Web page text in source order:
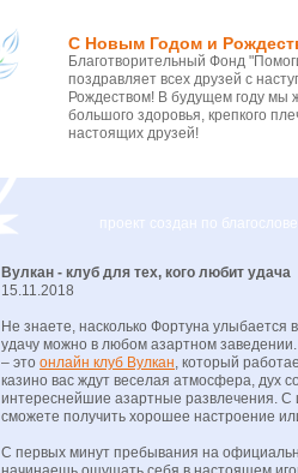
С Новым Годом и
Благотворительный Фонд
поздравляет всех друзей с
Рождеством! В будущем году
большого здоровья, крепкого
настоящих друзей!
проект создан по
Вулкан - клуб для тех, кого любит удача
15.11.2018
Не знаете, насколько Фортуна улыбается
удачу можно в любом азартном
– это онлайн клуб Вулкан, который
казино вас ждут веселая атмосфера, дух
интереснейшие азартные развлечения.
сможете получить хорошее настроение
С первых минут пребывания на